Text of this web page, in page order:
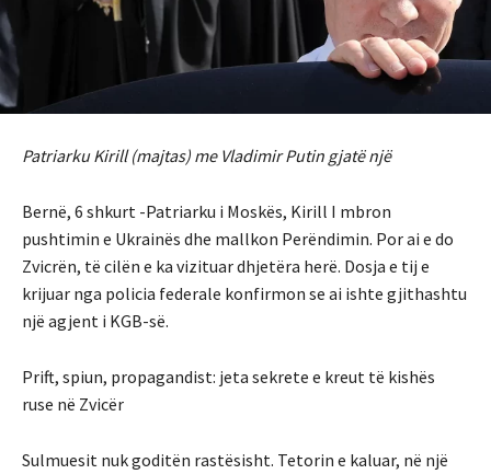
Patriarku Kirill (majtas) me Vladimir Putin gjatë një
Bernë, 6 shkurt -Patriarku i Moskës, Kirill I mbron
pushtimin e Ukrainës dhe mallkon Perëndimin. Por ai e do
Zvicrën, të cilën e ka vizituar dhjetëra herë. Dosja e tij e
krijuar nga policia federale konfirmon se ai ishte gjithashtu
një agjent i KGB-së.
Prift, spiun, propagandist: jeta sekrete e kreut të kishës
ruse në Zvicër
Sulmuesit nuk goditën rastësisht. Tetorin e kaluar, në një